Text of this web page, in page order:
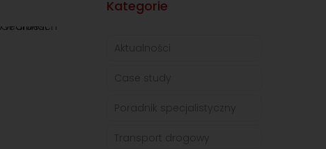
Kategorie
Aktualności
Case study
Poradnik specjalistyczny
Transport drogowy